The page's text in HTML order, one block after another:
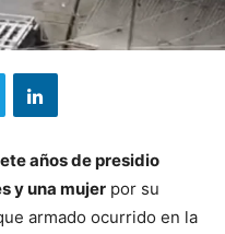
años de presidio
y una mujer por su
armado ocurrido en la